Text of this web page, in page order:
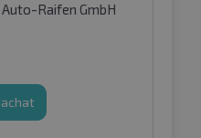
Raifen GmbH